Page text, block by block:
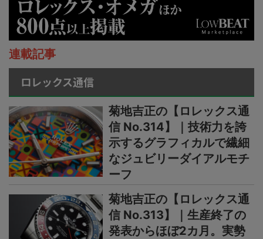
連載記事
ロレックス通信
菊地吉正の【ロレックス通
信 No.314】｜技術力を誇
示するグラフィカルで繊細
なジュビリーダイアルモチ
ーフ
菊地吉正の【ロレックス通
信 No.313】｜生産終了の
発表からほぼ2カ月。実勢